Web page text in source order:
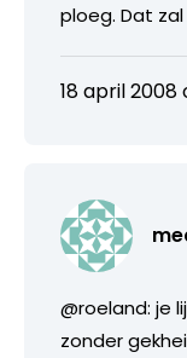
ploeg. Dat
18 april 2008
@roeland: je
zonder